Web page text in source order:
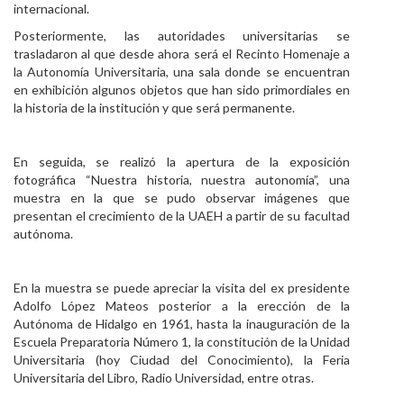
internacional.
Posteriormente, las autoridades universitarias se
trasladaron al que desde ahora será el Recinto Homenaje a
la Autonomía Universitaria, una sala donde se encuentran
en exhibición algunos objetos que han sido primordiales en
la historia de la institución y que será permanente.
En seguida, se realizó la apertura de la exposición
fotográfica “Nuestra historia, nuestra autonomía”, una
muestra en la que se pudo observar imágenes que
presentan el crecimiento de la UAEH a partir de su facultad
autónoma.
En la muestra se puede apreciar la visita del ex presidente
Adolfo López Mateos posterior a la erección de la
Autónoma de Hidalgo en 1961, hasta la inauguración de la
Escuela Preparatoria Número 1, la constitución de la Unidad
Universitaria (hoy Ciudad del Conocimiento), la Feria
Universitaria del Libro, Radio Universidad, entre otras.